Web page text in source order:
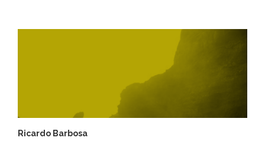
Ricardo Barbosa